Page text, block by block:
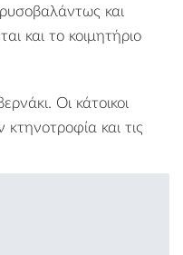
και
και το κοιμητήριο
Oι κάτοικοι
και τις